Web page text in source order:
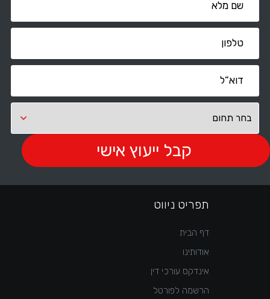
תפריט ניווט
דף הבית
אודותינו
אינדקס עורכי דין
הרשמה לפורטל